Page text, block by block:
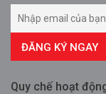
ĐĂNG KÝ NGAY
Quy chế hoạt